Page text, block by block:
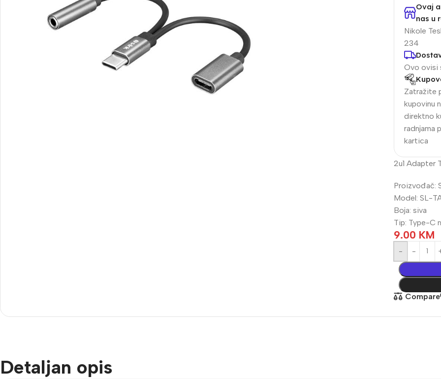
Ovaj
nas u
Nikole
234
Ovo ovisi
Zatražite
kupovinu
direktno
radnjama
kartica
2u1 Adapter
Proizvođač:
Model: SL-
Boja: siva
Tip: Type-C
9.00 KM
-
Compare
Detaljan opis